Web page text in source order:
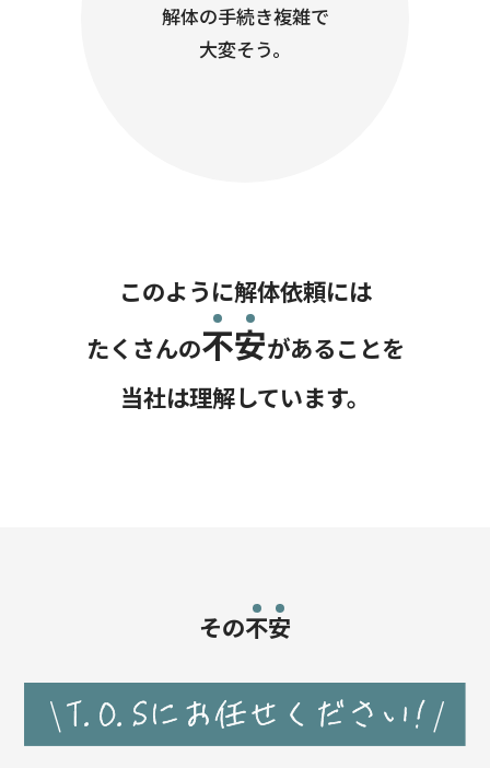
解体の手続き複雑で
大変そう。
このように解体依頼には
たくさんの不安があることを
当社は理解しています。
その不安